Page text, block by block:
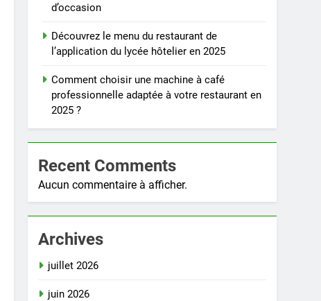
d’occasion
Découvrez le menu du restaurant de
l’application du lycée hôtelier en 2025
Comment choisir une machine à café
professionnelle adaptée à votre restaurant en
2025 ?
Recent Comments
Aucun commentaire à afficher.
Archives
juillet 2026
juin 2026